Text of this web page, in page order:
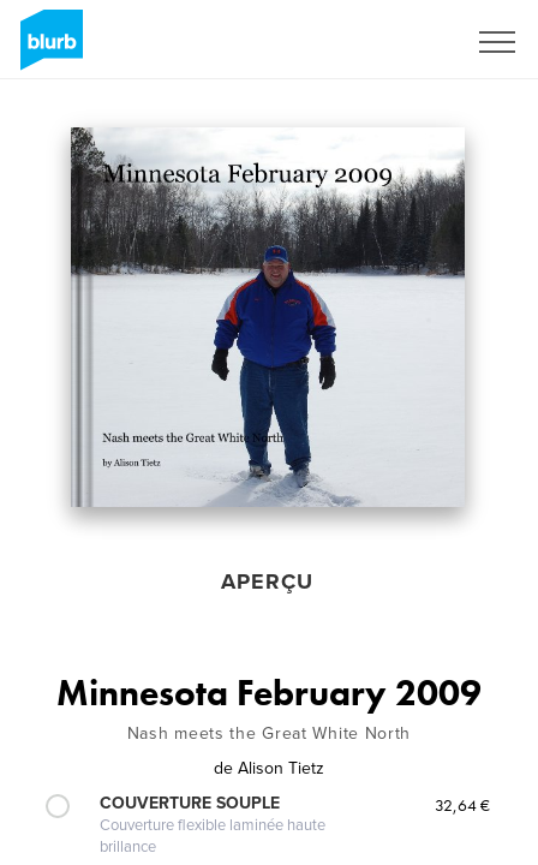
APERÇU
Minnesota February 2009
Nash meets the Great White North
de Alison Tietz
COUVERTURE SOUPLE
Couverture flexible laminée haute
brillance
32,64 €